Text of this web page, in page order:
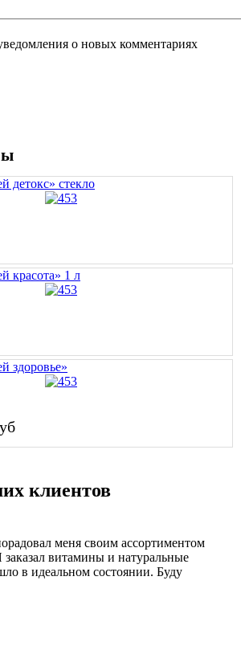
о новых комментариях
детокс» стекло
красота» 1 л
здоровье»
клиентов
меня своим ассортиментом
витамины и натуральные
в идеальном состоянии. Буду